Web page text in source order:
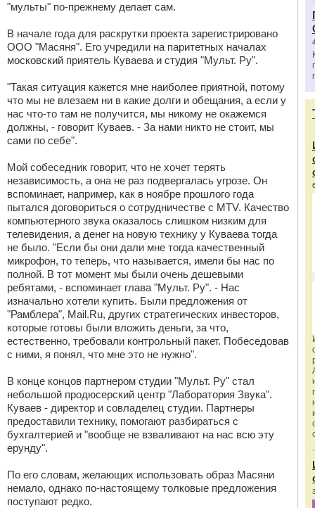
"мульты" по-прежнему делает сам.
В начале года для раскрутки проекта зарегистрировано
ООО "Масяня". Его учредили на паритетных началах
московский приятель Куваева и студия "Мульт. Ру".
"Такая ситуация кажется мне наиболее приятной, потому
что мы не влезаем ни в какие долги и обещания, а если у
нас что-то там не получится, мы никому не окажемся
должны, - говорит Куваев. - За нами никто не стоит, мы
сами по себе".
Мой собеседник говорит, что не хочет терять
независимость, а она не раз подвергалась угрозе. Он
вспоминает, например, как в ноябре прошлого года
пытался договориться о сотрудничестве с MTV. Качество
компьютерного звука оказалось слишком низким для
телевидения, а денег на новую технику у Куваева тогда
не было. "Если бы они дали мне тогда качественный
микрофон, то теперь, что называется, имели бы нас по
полной. В тот момент мы были очень дешевыми
ребятами, - вспоминает глава "Мульт. Ру". - Нас
изначально хотели купить. Были предложения от
"Рамблера", Mail.Ru, других стратегических инвесторов,
которые готовы были вложить деньги, за что,
естественно, требовали контрольный пакет. Побеседовав
с ними, я понял, что мне это не нужно".
В конце концов партнером студии "Мульт. Ру" стал
небольшой продюсерский центр "Лаборатория Звука".
Куваев - директор и совладелец студии. Партнеры
предоставили технику, помогают разбираться с
бухгалтерией и "вообще не взваливают на нас всю эту
ерунду".
По его словам, желающих использовать образ Масяни
немало, однако по-настоящему толковые предложения
поступают редко.